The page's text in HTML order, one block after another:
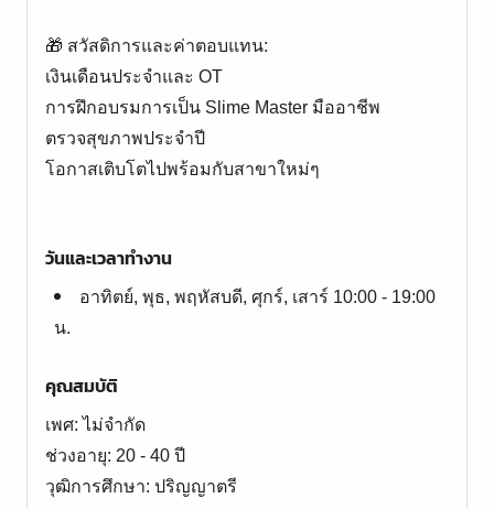
🎁 สวัสดิการและค่าตอบแทน:
เงินเดือนประจำและ OT
การฝึกอบรมการเป็น Slime Master มืออาชีพ
ตรวจสุขภาพประจำปี
โอกาสเติบโตไปพร้อมกับสาขาใหม่ๆ
วันและเวลาทำงาน
อาทิตย์, พุธ, พฤหัสบดี, ศุกร์, เสาร์ 10:00 - 19:00
น.
คุณสมบัติ
เพศ: ไม่จำกัด
ช่วงอายุ: 20 - 40 ปี